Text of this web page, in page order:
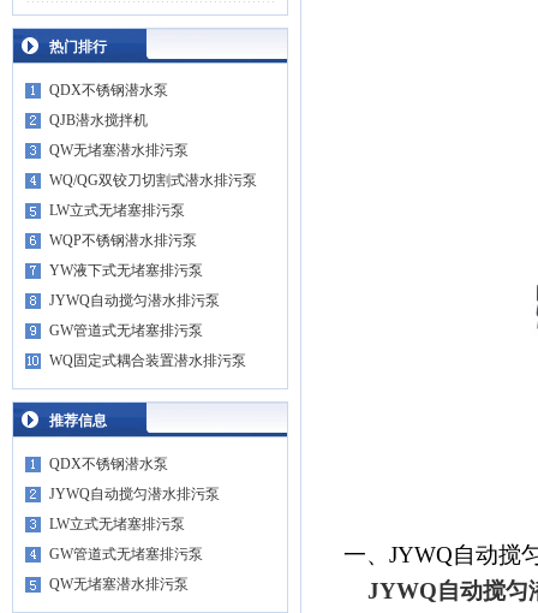
热门排行
QDX不锈钢潜水泵
QJB潜水搅拌机
QW无堵塞潜水排污泵
WQ/QG双铰刀切割式潜水排污泵
LW立式无堵塞排污泵
WQP不锈钢潜水排污泵
YW液下式无堵塞排污泵
JYWQ自动搅匀潜水排污泵
GW管道式无堵塞排污泵
WQ固定式耦合装置潜水排污泵
推荐信息
QDX不锈钢潜水泵
JYWQ自动搅匀潜水排污泵
LW立式无堵塞排污泵
GW管道式无堵塞排污泵
QW无堵塞潜水排污泵
一、JYWQ自动搅
JYWQ自动搅匀